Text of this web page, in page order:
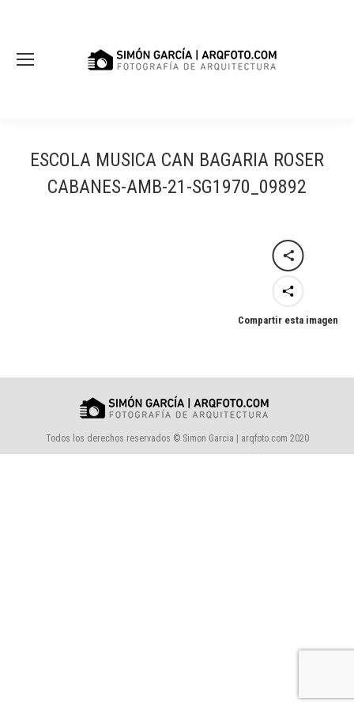
ESCOLA MUSICA CAN BAGARIA ROSER
CABANES-AMB-21-SG1970_09892
Compartir esta imagen
Todos los derechos reservados © Simon Garcia | arqfoto.com 2020